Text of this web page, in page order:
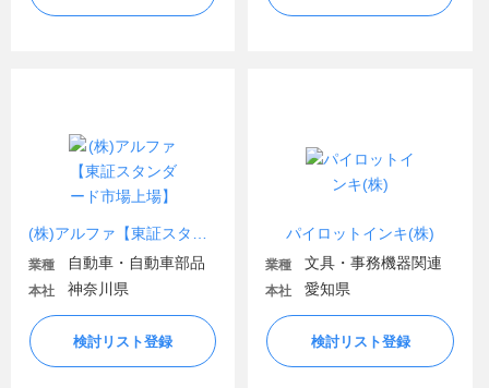
業種 自動車・自動車部品
本社 神奈川県
検討リスト登録
パイロットインキ(株)
業種 文具・事務機器関連
本社 愛知県
検討リスト登録